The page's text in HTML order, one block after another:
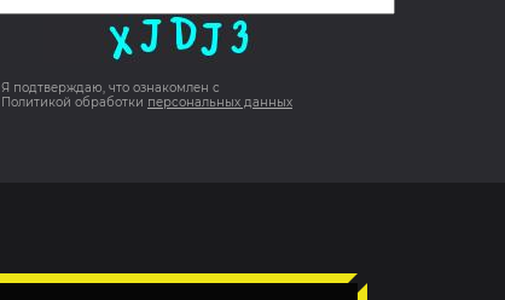
Я подтверждаю, что ознакомлен с
Политикой обработки персональных данных